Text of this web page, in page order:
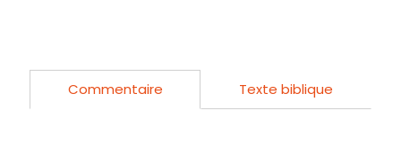
Commentaire Texte biblique